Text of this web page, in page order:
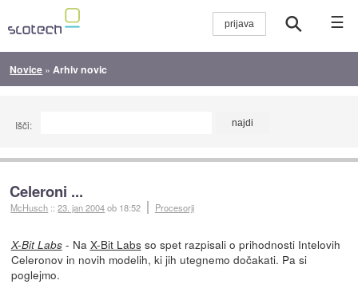
☰
Novice » Arhiv novic
Išči:
Celeroni ...
McHusch ::23. jan 2004ob 18:52 Procesorji
X-Bit Labs- Na X-Bit Labsso spet razpisali o prihodnosti Intelovih
Celeronov in novih modelih, ki jih utegnemo dočakati. Pa si
poglejmo.